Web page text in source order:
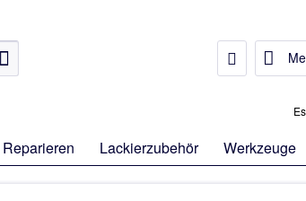
Reparieren Lackierzubehör Werkzeuge